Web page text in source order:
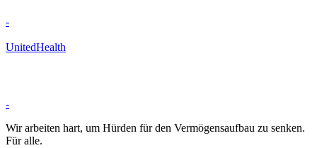
-
UnitedHealth
-
Wir arbeiten hart, um Hürden für den Vermögensaufbau zu senken.
Für alle.